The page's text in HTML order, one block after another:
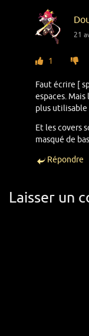
21
1
Faut écrire [
espaces.
plus utilisable
Et les covers
masqué de
Répondre
Laisser un